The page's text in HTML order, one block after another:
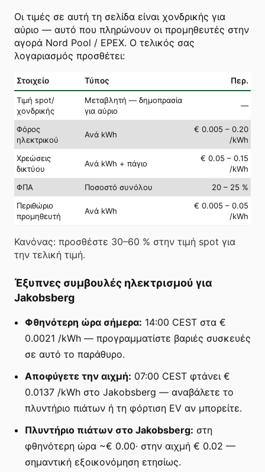
Οι τιμές σε αυτή τη σελίδα είναι χονδρικής για
αύριο — αυτό που πληρώνουν οι προμηθευτές στην
αγορά Nord Pool / EPEX. Ο τελικός σας
λογαριασμός προσθέτει:
Στοιχείο Τύπος Περ.
Τιμή spot/
χονδρικής
Μεταβλητή — δημοπρασία
για αύριο
—
Φόρος
ηλεκτρικού
Ανά kWh
€ 0.005 – 0.20
/kWh
Χρεώσεις
δικτύου
Ανά kWh + πάγιο
€ 0.05 – 0.15
/kWh
ΦΠΑ
Ποσοστό συνόλου
20 – 25 %
Περιθώριο
προμηθευτή
Ανά kWh
€ 0.005 – 0.05
/kWh
Κανόνας: προσθέστε 30–60 % στην τιμή spot για
την τελική τιμή.
Έξυπνες συμβουλές ηλεκτρισμού για
Jakobsberg
Φθηνότερη ώρα σήμερα: 14:00 CEST στα €
0.0021 /kWh — προγραμματίστε βαριές συσκευές
σε αυτό το παράθυρο.
Αποφύγετε την αιχμή: 07:00 CEST φτάνει €
0.0137 /kWh στο Jakobsberg — αναβάλετε το
πλυντήριο πιάτων ή τη φόρτιση EV αν μπορείτε.
Πλυντήριο πιάτων στο Jakobsberg: στη
φθηνότερη ώρα ~€ 0.00· στην αιχμή € 0.02 —
σημαντική εξοικονόμηση ετησίως.